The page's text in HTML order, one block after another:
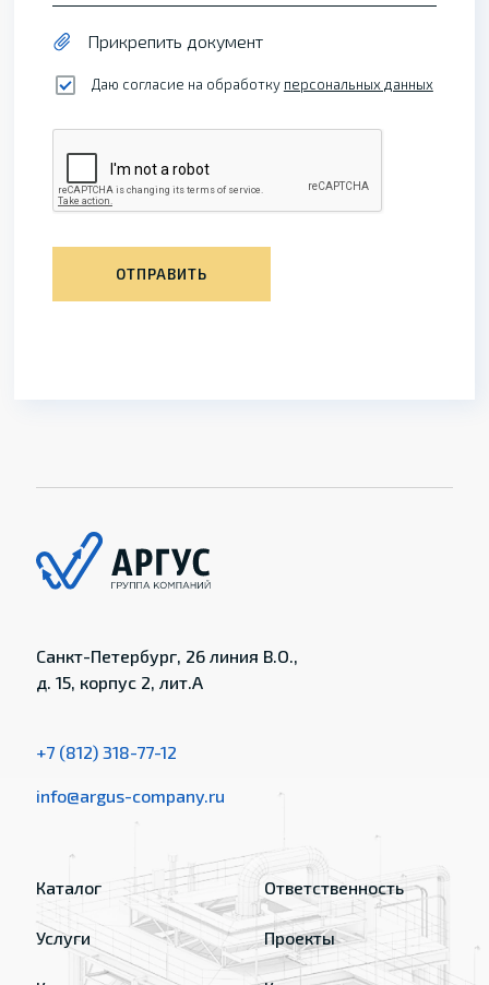
Прикрепить документ
Даю согласие на обработку персональных данных
ОТПРАВИТЬ
Санкт-Петербург, 26 линия В.О.,
д. 15, корпус 2, лит.А
+7 (812) 318-77-12
info@argus-company.ru
Каталог
Услуги
Ответственность
Проекты